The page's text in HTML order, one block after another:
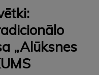
„Alūksnes